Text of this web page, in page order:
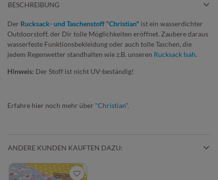
BESCHREIBUNG
Der Rucksack- und Taschenstoff "Christian" ist ein wasserdichter
Outdoorstoff, der Dir tolle Möglichkeiten eröffnet. Zaubere daraus
wasserfeste Funktionsbekleidung oder auch tolle Taschen, die
jedem Regenwetter standhalten wie z.B. unseren Rucksack Isah.
Hinweis: Der Stoff ist nicht UV-beständig!
Erfahre hier noch mehr über "Christian".
ANDERE KUNDEN KAUFTEN DAZU: